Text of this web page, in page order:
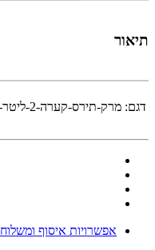
תיאור
דגם: מרק-תירס-קערה-2-ליטר-לכ10-אנשים
אפשרויות איסוף ומשלוח